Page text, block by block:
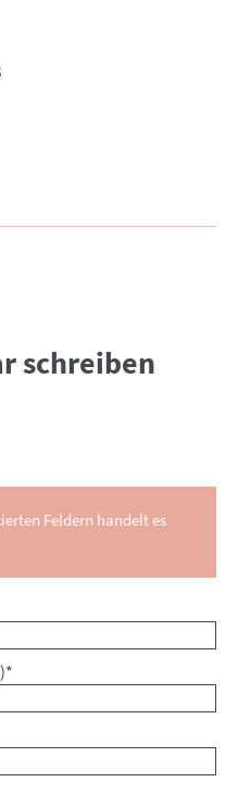
schreiben
Feldern handelt es
*